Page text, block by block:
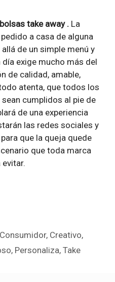
take away . La
a casa de alguna
de un simple menú y
exige mucho más del
de calidad, amable,
atenta, que todos los
cumplidos al pie de
de una experiencia
las redes sociales y
que la queja quede
que toda marca
evitar.
Consumidor, Creativo,
, Personaliza, Take